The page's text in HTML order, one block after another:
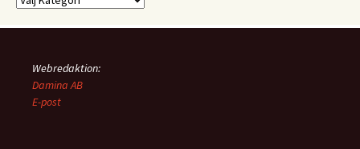
Webredaktion:
Damina AB
E-post